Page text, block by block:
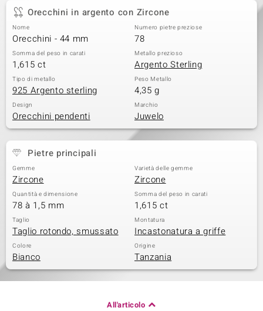
Orecchini in argento con Zircone
Nome
Orecchini - 44 mm
Numero pietre preziose
78
Somma del peso in carati
1,615 ct
Metallo prezioso
Argento Sterling
Tipo di metallo
925 Argento sterling
Peso Metallo
4,35 g
Design
Orecchini pendenti
Marchio
Juwelo
Pietre principali
Gemme
Zircone
Varietà delle gemme
Zircone
Quantità e dimensione
78 à 1,5 mm
Somma del peso in carati
1,615 ct
Taglio
Taglio rotondo, smussato
Montatura
Incastonatura a griffe
Colore
Bianco
Origine
Tanzania
All'articolo